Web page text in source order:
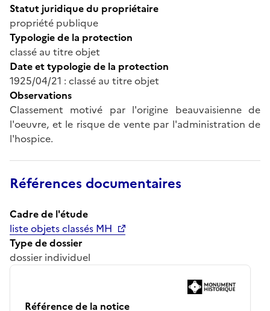
Statut juridique du propriétaire
propriété publique
Typologie de la protection
classé au titre objet
Date et typologie de la protection
1925/04/21 : classé au titre objet
Observations
Classement motivé par l'origine beauvaisienne de
l'oeuvre, et le risque de vente par l'administration de
l'hospice.
Références documentaires
Cadre de l'étude
liste objets classés MH
Type de dossier
dossier individuel
Référence de la notice